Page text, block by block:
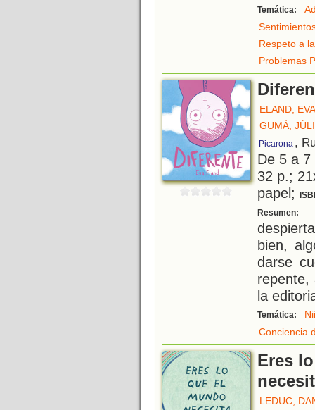
Temática:
Respeto a
Problemas
ELAND, EVA
GUMÀ,
Picarona ,
De 5 a
32 p.;
papel;
Resumen:
bien,
darse
repente,
la
Temática:
Conciencia
Eres
LEDUC,